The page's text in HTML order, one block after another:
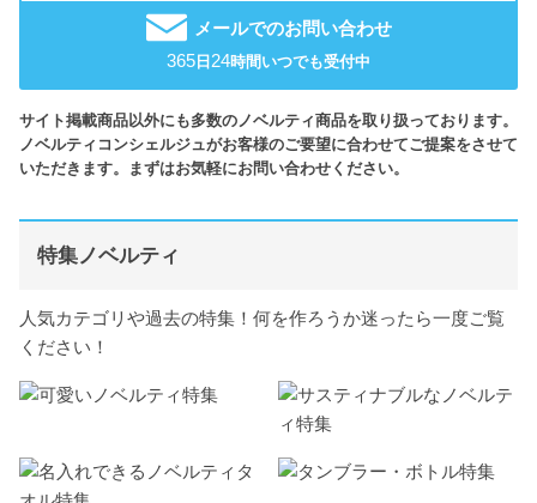
メールでのお問い合わせ
365 日 24時間いつでも受付中
サイト掲載商品以外にも多数のノベルティ商品を取り扱っております。
ノベルティコンシェルジュがお客様のご要望に合わせてご提案をさせて
いただきます。まずはお気軽にお問い合わせください。
特集ノベルティ
人気カテゴリや過去の特集！何を作ろうか迷ったら一度ご覧
ください！